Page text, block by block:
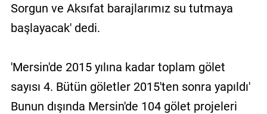
Sorgun ve Aksıfat barajlarımız su tutmaya
başlayacak' dedi.
'Mersin'de 2015 yılına kadar toplam gölet
sayısı 4. Bütün göletler 2015'ten sonra yapıldı'
Bunun dışında Mersin'de 104 gölet projeleri